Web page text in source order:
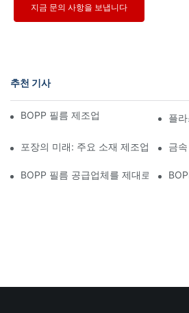
지금 문의 사항을 보냅니다
추천 기사
BOPP 필름 제조업체: 연성 포장의 핵심
플
포장의 미래: 주요 소재 제조업체들이
금
BOPP 필름 공급업체를 제대로 선택하